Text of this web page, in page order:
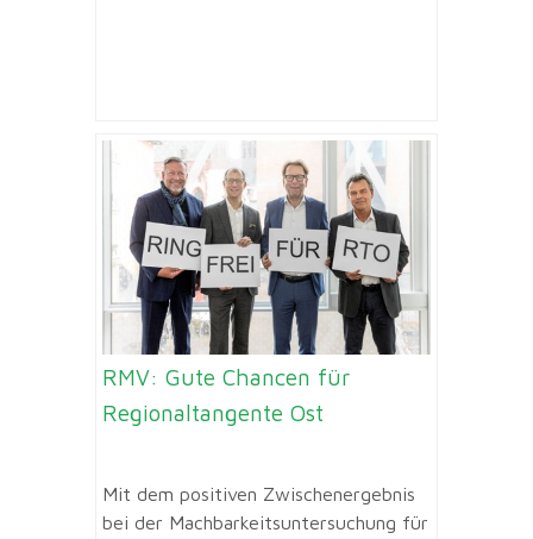
RMV: Gute Chancen für
Regionaltangente Ost
Mit dem positiven Zwischenergebnis
bei der Machbarkeitsuntersuchung für